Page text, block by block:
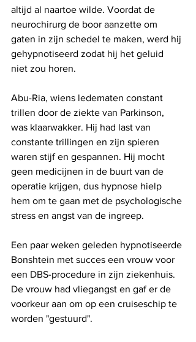
altijd al naartoe wilde. Voordat de
neurochirurg de boor aanzette om
gaten in zijn schedel te maken, werd hij
gehypnotiseerd zodat hij het geluid
niet zou horen.
Abu-Ria, wiens ledematen constant
trillen door de ziekte van Parkinson,
was klaarwakker. Hij had last van
constante trillingen en zijn spieren
waren stijf en gespannen. Hij mocht
geen medicijnen in de buurt van de
operatie krijgen, dus hypnose hielp
hem om te gaan met de psychologische
stress en angst van de ingreep.
Een paar weken geleden hypnotiseerde
Bonshtein met succes een vrouw voor
een DBS-procedure in zijn ziekenhuis.
De vrouw had vliegangst en gaf er de
voorkeur aan om op een cruiseschip te
worden "gestuurd".